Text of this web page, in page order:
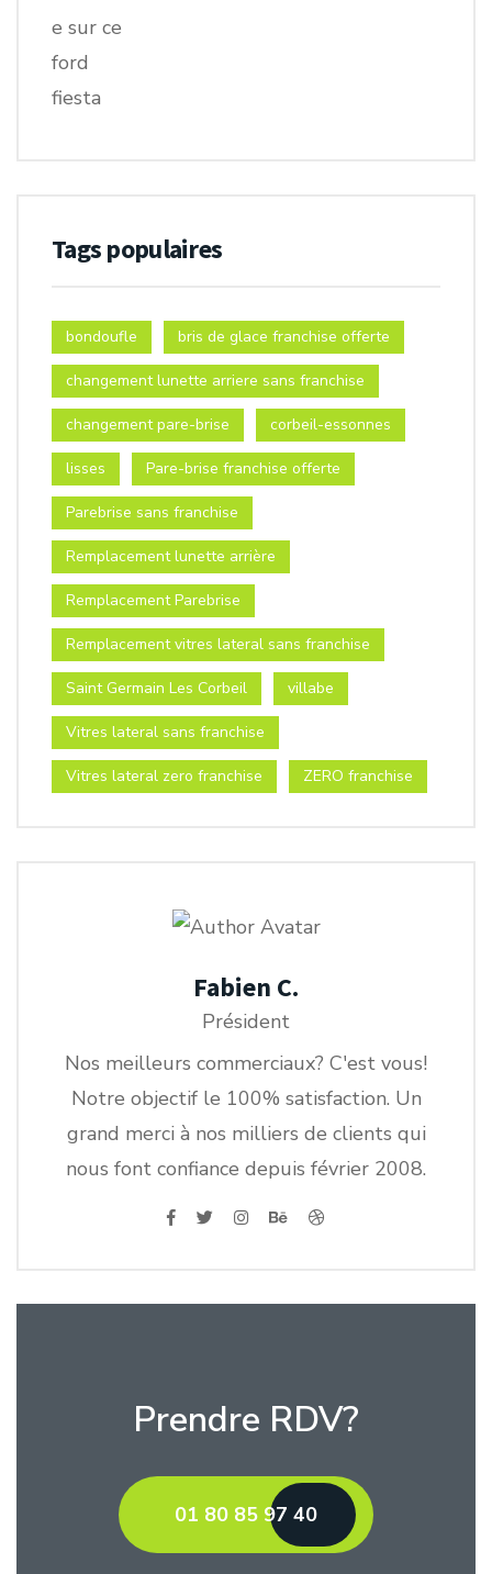
Tags populaires
bondoufle bris de glace franchise offerte
changement lunette arriere sans franchise
changement pare-brise corbeil-essonnes
lisses Pare-brise franchise offerte
Parebrise sans franchise
Remplacement lunette arrière
Remplacement Parebrise
Remplacement vitres lateral sans franchise
Saint Germain Les Corbeil villabe
Vitres lateral sans franchise
Vitres lateral zero franchise ZERO franchise
Fabien C.
Président
Nos meilleurs commerciaux? C'est vous!
Notre objectif le 100% satisfaction. Un
grand merci à nos milliers de clients qui
nous font confiance depuis février 2008.
Prendre RDV?
01 80 85 97 40